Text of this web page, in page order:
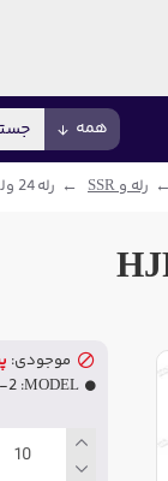
همه
رله و SSR رله 24 ولت تک کنتاکت HJR4102E
موجودی:
MODEL:
2